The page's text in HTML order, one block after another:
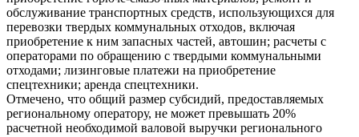
обслуживание транспортных средств, использующихся для
перевозки твердых коммунальных отходов, включая
приобретение к ним запасных частей, автошин; расчеты с
операторами по обращению с твердыми коммунальными
отходами; лизинговые платежи на приобретение
спецтехники; аренда спецтехники.
Отмечено, что общий размер субсидий, предоставляемых
региональному оператору, не может превышать 20%
расчетной необходимой валовой выручки регионального